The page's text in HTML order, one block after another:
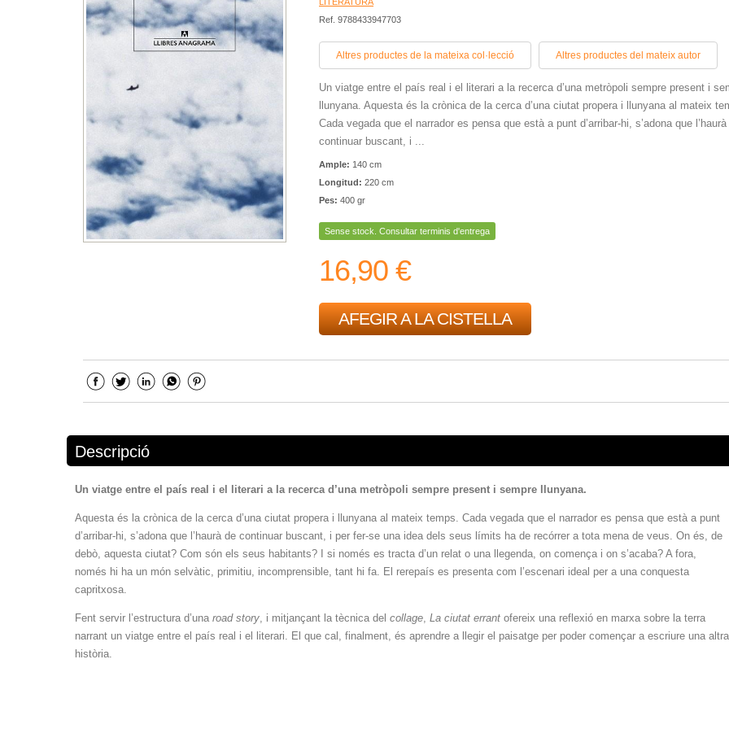
Ref. 9788433947703
Altres productes de la mateixa col·lecció Altres productes del mateix autor
Un viatge entre el país real i el literari a la recerca d’una metròpoli sempre present i
llunyana. Aquesta és la crònica de la cerca d’una ciutat propera i llunyana al mateix
Cada vegada que el narrador es pensa que està a punt d’arribar-hi, s’adona que l’haurà
continuar buscant, i ...
Ample: 140 cm
Longitud: 220 cm
Pes: 400 gr
Sense stock. Consultar terminis d'entrega
16,90 €
AFEGIR A LA CISTELLA
Descripció
Un viatge entre el país real i el literari a la recerca d’una metròpoli sempre present i sempre llunyana.
Aquesta és la crònica de la cerca d’una ciutat propera i llunyana al mateix temps. Cada vegada que el narrador es pensa que està a punt
d’arribar-hi, s’adona que l’haurà de continuar buscant, i per fer-se una idea dels seus límits ha de recórrer a tota mena de veus. On és, de
debò, aquesta ciutat? Com són els seus habitants? I si només es tracta d’un relat o una llegenda, on comença i on s’acaba? A fora,
només hi ha un món selvàtic, primitiu, incomprensible, tant hi fa. El rerepaís es presenta com l’escenari ideal per a una conquesta
capritxosa.
Fent servir l’estructura d’una road story, i mitjançant la tècnica del collage, La ciutat errant ofereix una reflexió en marxa sobre la terra
narrant un viatge entre el país real i el literari. El que cal, finalment, és aprendre a llegir el paisatge per poder començar a escriure una altra
història.